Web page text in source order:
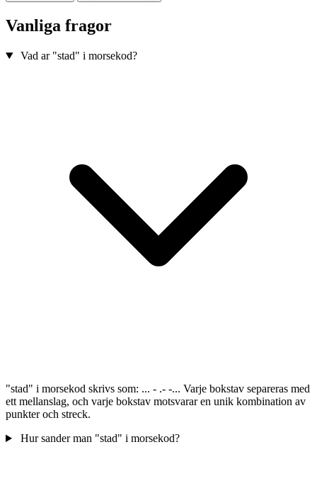
Vanliga fragor
Vad ar "stad" i morsekod?
"stad" i morsekod skrivs som: ... - .- -... Varje bokstav separeras med
ett mellanslag, och varje bokstav motsvarar en unik kombination av
punkter och streck.
Hur sander man "stad" i morsekod?